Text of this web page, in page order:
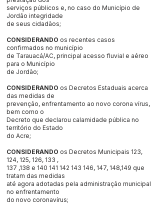
serviços públicos e, no caso do Município de
Jordão integridade
de seus cidadãos;
CONSIDERANDO os recentes casos
confirmados no município
de Tarauacá/AC, principal acesso fluvial e aéreo
para o Município
de Jordão;
CONSIDERANDO os Decretos Estaduais acerca
das medidas de
prevenção, enfrentamento ao novo corona vírus,
bem como o
Decreto que declarou calamidade pública no
território do Estado
do Acre;
CONSIDERANDO os Decretos Municipais 123,
124, 125, 126, 133 ,
137 ,138 e 140 141 142 143 146, 147, 148,149 que
tratam das medidas
até agora adotadas pela administração municipal
no enfrentamento
do novo coronavírus;